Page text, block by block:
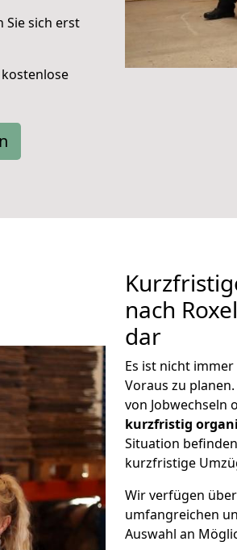
Sie sich erst
nach
dar
Es ist nicht
Voraus zu
von Jobwechseln
kurzfristig
Situation
kurzfristige
Wir verfügen
umfangreichen
Auswahl an